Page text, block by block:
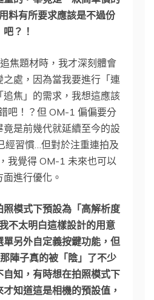
料有所要求應該是不過份
吧？！
焦題材時，我才深刻體會
處，因為當我要進行「連
焦」的需求，我想這應該
吧！？但 OM-1 偏偏要分
是前幾代就延續至今的設
經習慣…但對於注重連拍及
我覺得 OM-1 未來也可以
面進行優化。
模式下預設為「高解析度
不太明白這樣設計的用意
另外自定義按鍵功能，但
陣子真的被「陰」了不少
知，有時想在拍照模式下
知道這是相機的預設值，